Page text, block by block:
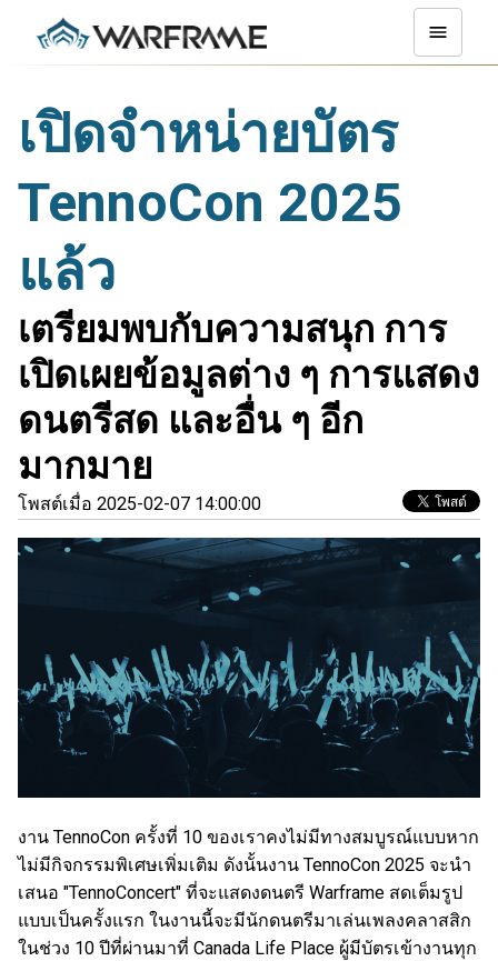
เปิดจำหน่ายบัตร
TennoCon 2025
แล้ว
เตรียมพบกับความสนุก การ
เปิดเผยข้อมูลต่าง ๆ การแสดง
ดนตรีสด และอื่น ๆ อีก
มากมาย
โพสต์เมื่อ 2025-02-07 14:00:00
งาน TennoCon ครั้งที่ 10 ของเราคงไม่มีทางสมบูรณ์แบบหาก
ไม่มีกิจกรรมพิเศษเพิ่มเติม ดังนั้นงาน TennoCon 2025 จะนำ
เสนอ "TennoConcert" ที่จะแสดงดนตรี Warframe สดเต็มรูป
แบบเป็นครั้งแรก ในงานนี้จะมีนักดนตรีมาเล่นเพลงคลาสสิก
ในช่วง 10 ปีที่ผ่านมาที่ Canada Life Place ผู้มีบัตรเข้างานทุก